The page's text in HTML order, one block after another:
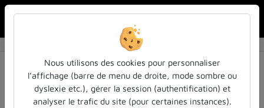
Sensibilisation à l'IA - Formation
Nous utilisons des cookies pour personnaliser
l’affichage (barre de menu de droite, mode sombre ou
dyslexie etc.), gérer la session (authentification) et
analyser le trafic du site (pour certaines instances).